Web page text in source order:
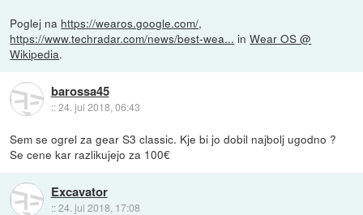
Poglej na https://wearos.google.com/,
https://www.techradar.com/news/best-wea... inWear OS @
Wikipedia.
barossa45
::24. jul 2018, 06:43
Sem se ogrel za gear S3 classic. Kje bi jo dobil najbolj ugodno ?
Se cene kar razlikujejo za 100€
Excavator
::24. jul 2018, 17:08